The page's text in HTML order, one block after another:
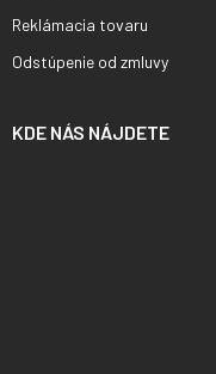
Reklámacia tovaru
Odstúpenie od zmluvy
KDE NÁS NÁJDETE